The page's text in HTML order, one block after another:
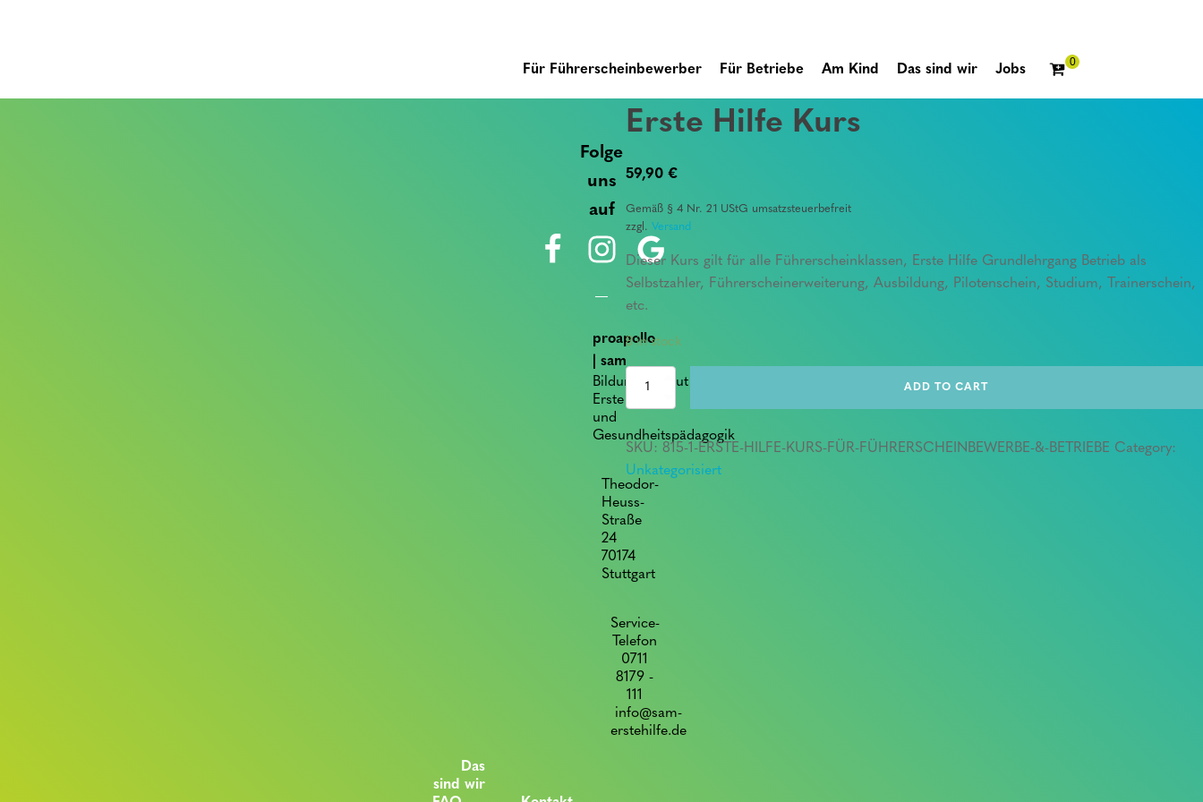
Für Führerscheinbewerber Für Betriebe Am Kind Das sind wir Jobs
Erste Hilfe Kurs
59,90 €
Gemäß § 4 Nr. 21 UStG umsatzsteuerbefreit
zzgl. Versand
Dieser Kurs gilt für alle Führerscheinklassen, Erste Hilfe Grundlehrgang Betrieb als
Selbstzahler, Führerscheinerweiterung, Ausbildung, Pilotenschein, Studium, Trainerschein,
etc.
8 in stock
Erste
quantity
ADD TO CART
SKU: 815-1-ERSTE-HILFE-KURS-FÜR-FÜHRERSCHEINBEWERBE-&-BETRIEBE Category:
Unkategorisiert
Folge
uns
auf
proapollo
| sam
Bildungsinstitut für
Erste Hilfe
und
Gesundheitspädagogik
Theodor-
Heuss-
Straße
24
70174
Stuttgart
Service-
Telefon
0711
8179 -
111
info@sam-
erstehilfe.de
Das
sind wir